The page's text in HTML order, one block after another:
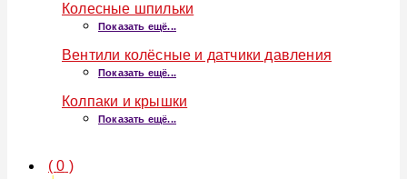
Колесные шпильки
Показать ещё...
Вентили колёсные и датчики давления
Показать ещё...
Колпаки и крышки
Показать ещё...
(0 )